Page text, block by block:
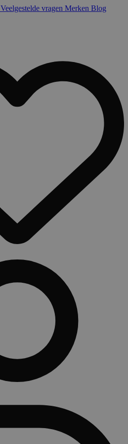
Veelgestelde vragen Merken Blog